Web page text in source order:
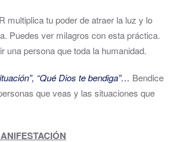
multiplica tu poder de atraer la luz y lo
Puedes ver milagros con esta práctica.
una persona que toda la humanidad.
“Qué Dios te bendiga”… Bendice
que veas y las situaciones que